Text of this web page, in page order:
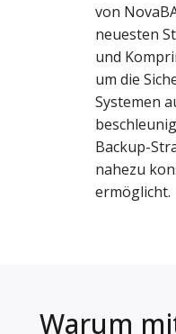
von
neuesten
und
um die
Systemen
Backup-
nahezu
ermöglicht.
Warum